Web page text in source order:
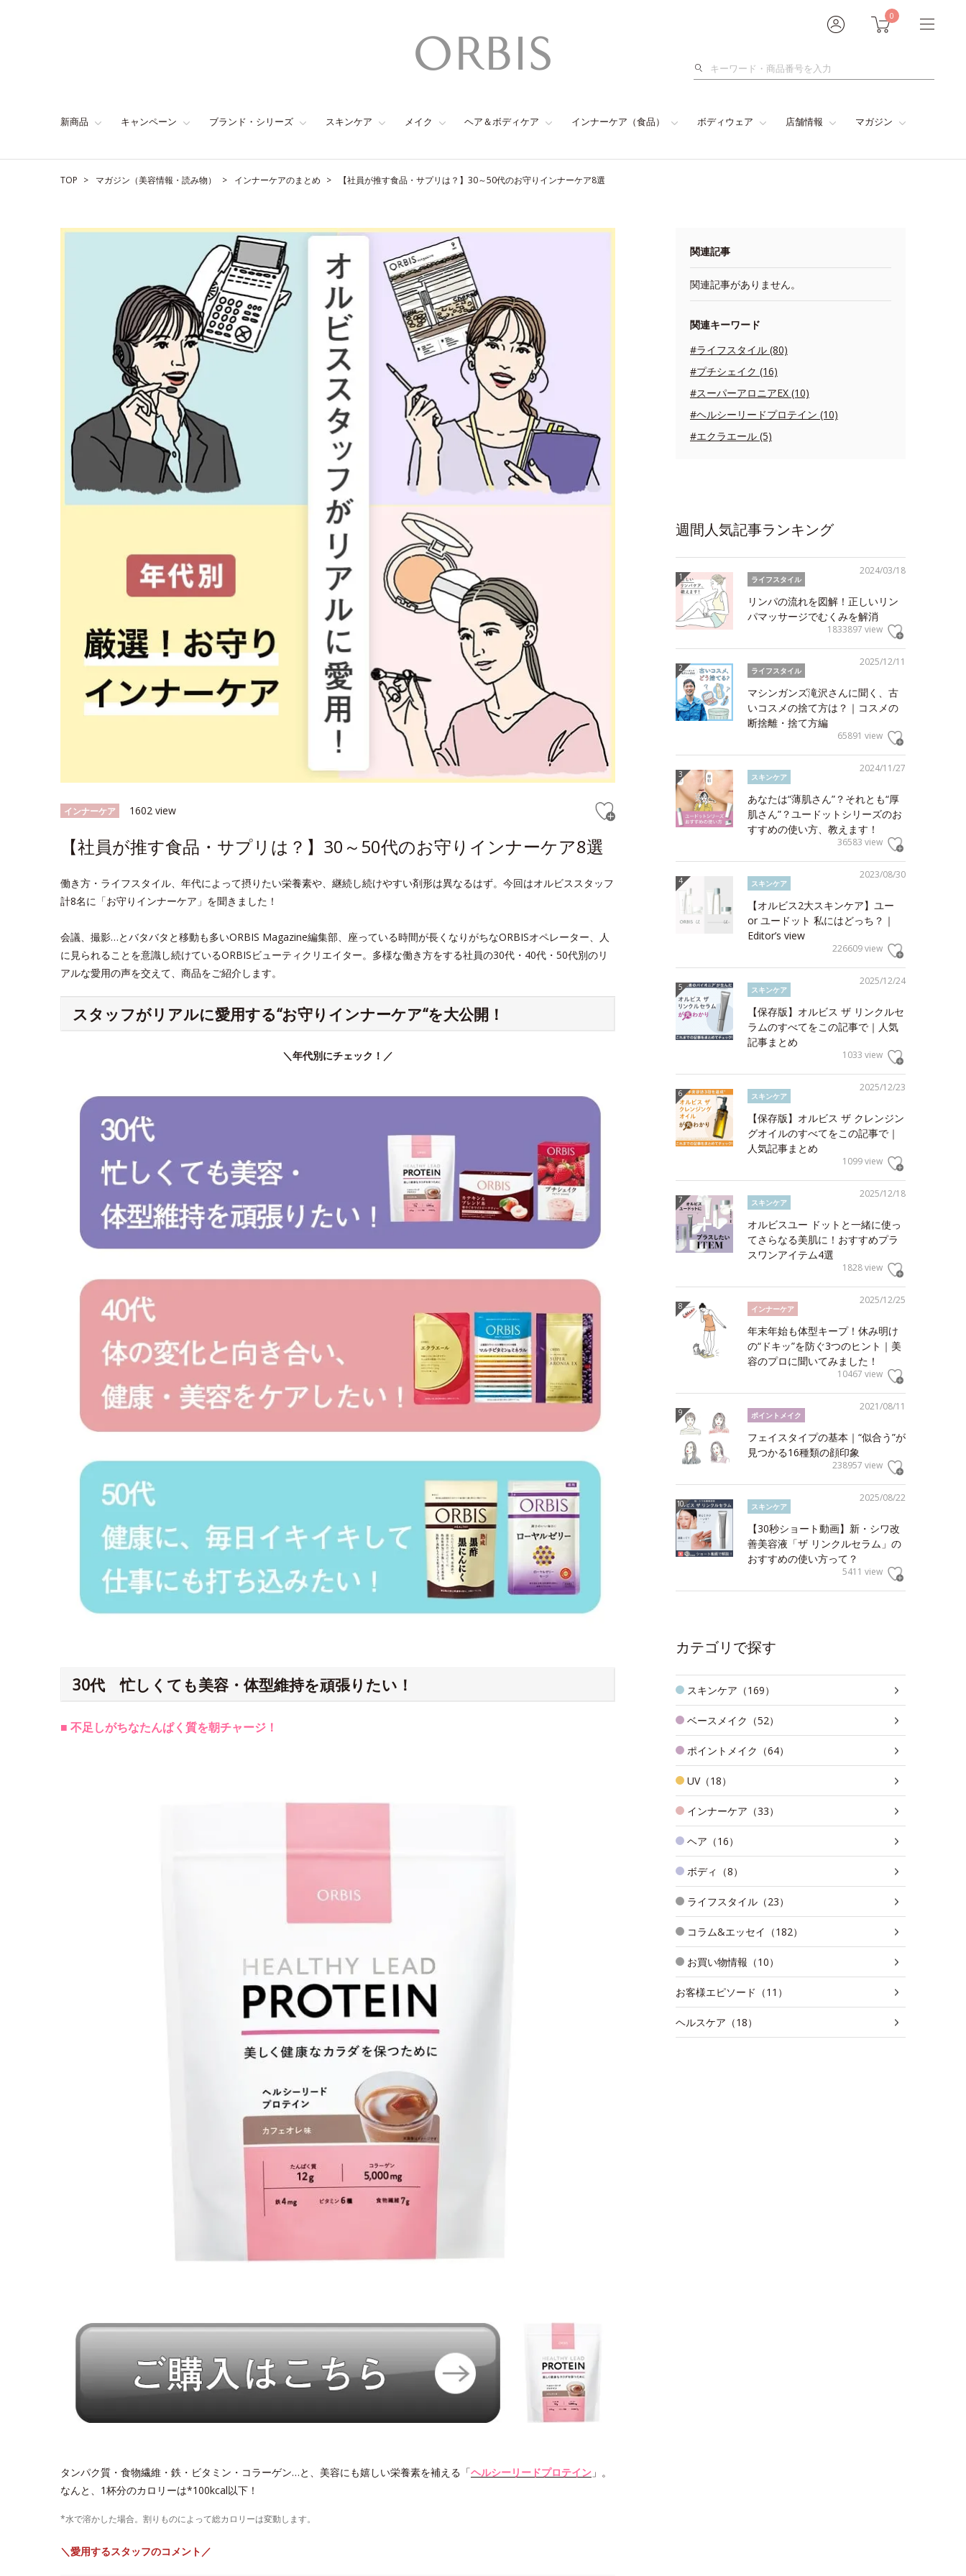
0
検
新商品 キャンペーン ブランド・シリーズ スキンケア メイク ヘア＆ボディケア インナーケア（食品） ボディウェア 店舗情報 マガジン
TOP マガジン（美容情報・読み物） インナーケアのまとめ 【社員が推す食品・サプリは？】30～50代のお守りインナーケア8選
インナーケア 1602 view
【社員が推す食品・サプリは？】30～50代のお守りインナーケア8選
働き方・ライフスタイル、年代によって摂りたい栄養素や、継続し続けやすい剤形は異なるはず。今回はオルビススタッフ
計8名に「お守りインナーケア」を聞きました！
会議、撮影…とバタバタと移動も多いORBIS Magazine編集部、座っている時間が長くなりがちなORBISオペレーター、人
に見られることを意識し続けているORBISビューティクリエイター。多様な働き方をする社員の30代・40代・50代別のリ
アルな愛用の声を交えて、商品をご紹介します。
スタッフがリアルに愛用する“お守りインナーケア“を大公開！
＼年代別にチェック！／
30代 忙しくても美容・体型維持を頑張りたい！
■ 不足しがちなたんぱく質を朝チャージ！
タンパク質・食物繊維・鉄・ビタミン・コラーゲン…と、美容にも嬉しい栄養素を補える「ヘルシーリードプロテイン 」。
なんと、1杯分のカロリーは*100kcal以下！
*水で溶かした場合。割りものによって総カロリーは変動します。
＼愛用するスタッフのコメント／
関連記事
関連記事がありません。
関連キーワード
#ライフスタイル (80)
#プチシェイク (16)
#スーパーアロニアEX (10)
#ヘルシーリードプロテイン (10)
#エクラエール (5)
週間人気記事ランキング
2024/03/18
ライフスタイル
リンパの流れを図解！正しいリン
パマッサージでむくみを解消
1833897 view
2025/12/11
ライフスタイル
マシンガンズ滝沢さんに聞く、古
いコスメの捨て方は？｜コスメの
断捨離・捨て方編
65891 view
2024/11/27
スキンケア
あなたは“薄肌さん”？それとも“厚
肌さん”？ユードットシリーズのお
すすめの使い方、教えます！
36583 view
2023/08/30
スキンケア
【オルビス2大スキンケア】ユー
or ユードット 私にはどっち？｜
Editor’s view
226609 view
2025/12/24
スキンケア
【保存版】オルビス ザ リンクルセ
ラムのすべてをこの記事で｜人気
記事まとめ
1033 view
2025/12/23
スキンケア
【保存版】オルビス ザ クレンジン
グオイルのすべてをこの記事で｜
人気記事まとめ
1099 view
2025/12/18
スキンケア
オルビスユー ドットと一緒に使っ
てさらなる美肌に！おすすめプラ
スワンアイテム4選
1828 view
2025/12/25
インナーケア
年末年始も体型キープ！休み明け
の“ドキッ”を防ぐ3つのヒント｜美
容のプロに聞いてみました！
10467 view
2021/08/11
ポイントメイク
フェイスタイプの基本｜“似合う”が
見つかる16種類の顔印象
238957 view
2025/08/22
スキンケア
【30秒ショート動画】新・シワ改
善美容液「ザ リンクルセラム」の
おすすめの使い方って？
5411 view
カテゴリで探す
スキンケア（169）
ベースメイク（52）
ポイントメイク（64）
UV（18）
インナーケア（33）
ヘア（16）
ボディ（8）
ライフスタイル（23）
コラム&エッセイ（182）
お買い物情報（10）
お客様エピソード（11）
ヘルスケア（18）